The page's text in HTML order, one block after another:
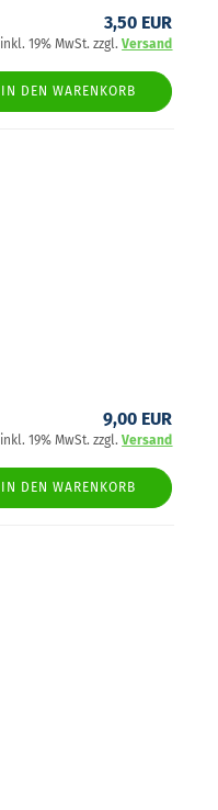
3,50 EUR
inkl. 19% MwSt. zzgl.Versand
IN DEN WARENKORB
9,00 EUR
inkl. 19% MwSt. zzgl.Versand
IN DEN WARENKORB